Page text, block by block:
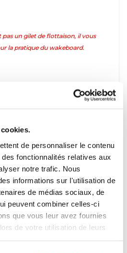
de personnaliser le contenu
fonctionnalités relatives aux
notre trafic. Nous
informations sur l'utilisation de
de médias sociaux, de
peuvent combiner celles-ci
que vous leur avez fournies
de votre utilisation de leurs
un gilet de flottaison, il vous
la pratique du wakeboard.
chez Mystic est le gilet haut
gilet vous offre une protection
éclair latérale YKK
d'ou sa flexibilité
à glissière